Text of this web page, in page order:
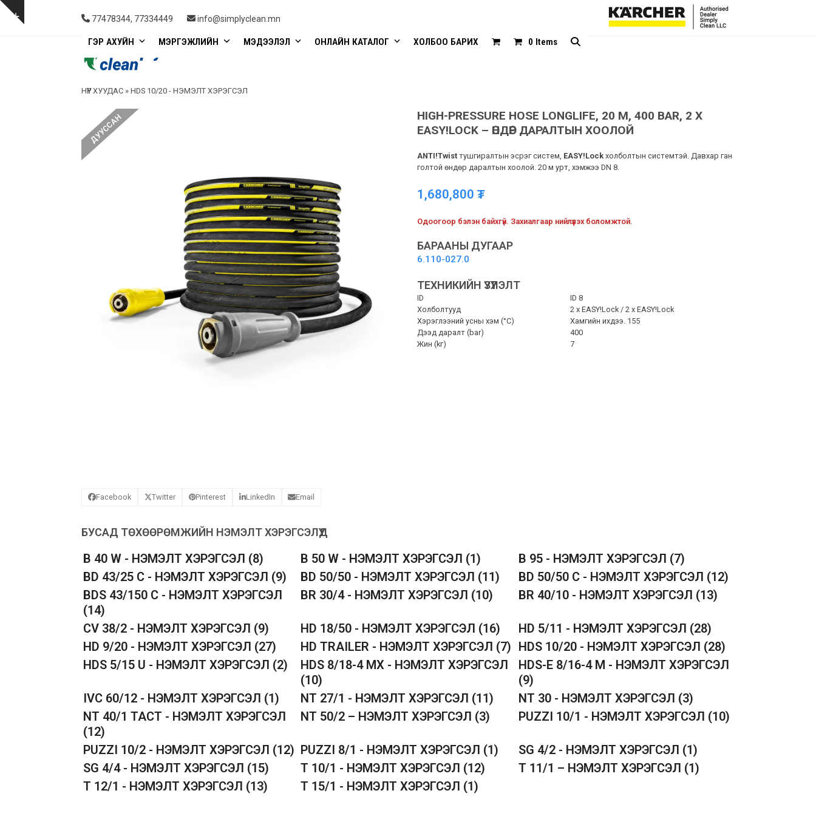
Skip
Show
77478344, 77334449 info@simplyclean.mn
ГЭР АХУЙН МЭРГЭЖЛИЙН МЭДЭЭЛЭЛ ОНЛАЙН КАТАЛОГ ХОЛБОО БАРИХ 0 Items
НҮҮР ХУУДАС »HDS 10/20 - НЭМЭЛТ ХЭРЭГСЭЛ
ДУУССАН
HIGH-PRESSURE HOSE LONGLIFE, 20 M, 400 BAR, 2 X
EASY!LOCK – ӨНДӨР ДАРАЛТЫН ХООЛОЙ
ANTI!Twist тушгиралтын эсрэг систем, EASY!Lock холболтын системтэй. Давхар ган
голтой өндөр даралтын хоолой. 20 м урт, хэмжээ DN 8.
1,680,800 ₮
Одоогоор бэлэн байхгүй. Захиалгаар нийлүүлэх боломжтой.
БАРААНЫ ДУГААР
6.110-027.0
ТЕХНИКИЙН ҮЗҮҮЛЭЛТ
ID
ID 8
Холболтууд
2 x EASY!Lock / 2 x EASY!Lock
Хэрэглээний усны хэм (°C)
Хамгийн ихдээ. 155
Дээд даралт (bar)
400
Жин (kг)
7
Facebook Twitter Pinterest LinkedIn Email
БУСАД ТӨХӨӨРӨМЖИЙН НЭМЭЛТ ХЭРЭГСЭЛҮҮД
B 40 W - НЭМЭЛТ ХЭРЭГСЭЛ (8) B 50 W - НЭМЭЛТ ХЭРЭГСЭЛ (1) B 95 - НЭМЭЛТ ХЭРЭГСЭЛ (7)
BD 43/25 C - НЭМЭЛТ ХЭРЭГСЭЛ (9) BD 50/50 - НЭМЭЛТ ХЭРЭГСЭЛ (11) BD 50/50 C - НЭМЭЛТ ХЭРЭГСЭЛ (12)
BDS 43/150 C - НЭМЭЛТ ХЭРЭГСЭЛ
(14)
BR 30/4 - НЭМЭЛТ ХЭРЭГСЭЛ (10) BR 40/10 - НЭМЭЛТ ХЭРЭГСЭЛ (13)
CV 38/2 - НЭМЭЛТ ХЭРЭГСЭЛ (9) HD 18/50 - НЭМЭЛТ ХЭРЭГСЭЛ (16) HD 5/11 - НЭМЭЛТ ХЭРЭГСЭЛ (28)
HD 9/20 - НЭМЭЛТ ХЭРЭГСЭЛ (27) HD TRAILER - НЭМЭЛТ ХЭРЭГСЭЛ (7) HDS 10/20 - НЭМЭЛТ ХЭРЭГСЭЛ (28)
HDS 5/15 U - НЭМЭЛТ ХЭРЭГСЭЛ (2)
HDS 8/18-4 MX - НЭМЭЛТ ХЭРЭГСЭЛ
(10)
HDS-E 8/16-4 M - НЭМЭЛТ ХЭРЭГСЭЛ
(9)
IVC 60/12 - НЭМЭЛТ ХЭРЭГСЭЛ (1) NT 27/1 - НЭМЭЛТ ХЭРЭГСЭЛ (11) NT 30 - НЭМЭЛТ ХЭРЭГСЭЛ (3)
NT 40/1 TACT - НЭМЭЛТ ХЭРЭГСЭЛ
(12)
NT 50/2 – НЭМЭЛТ ХЭРЭГСЭЛ (3) PUZZI 10/1 - НЭМЭЛТ ХЭРЭГСЭЛ (10)
PUZZI 10/2 - НЭМЭЛТ ХЭРЭГСЭЛ (12) PUZZI 8/1 - НЭМЭЛТ ХЭРЭГСЭЛ (1) SG 4/2 - НЭМЭЛТ ХЭРЭГСЭЛ (1)
SG 4/4 - НЭМЭЛТ ХЭРЭГСЭЛ (15) T 10/1 - НЭМЭЛТ ХЭРЭГСЭЛ (12) T 11/1 – НЭМЭЛТ ХЭРЭГСЭЛ (1)
T 12/1 - НЭМЭЛТ ХЭРЭГСЭЛ (13) T 15/1 - НЭМЭЛТ ХЭРЭГСЭЛ (1)